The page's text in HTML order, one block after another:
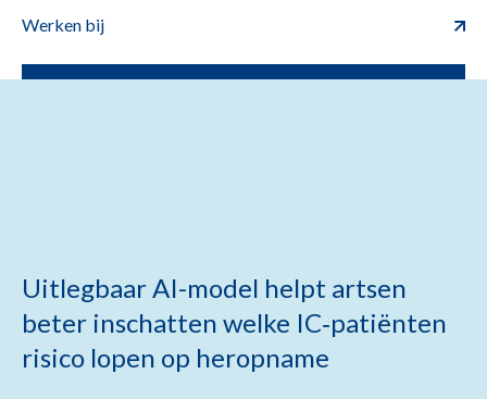
Werken bij
Uitlegbaar AI-model helpt artsen
beter inschatten welke IC‑patiënten
risico lopen op heropname